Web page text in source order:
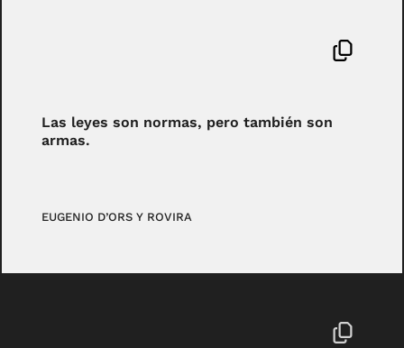
Las leyes son normas, pero también son
armas.
EUGENIO D’ORS Y ROVIRA